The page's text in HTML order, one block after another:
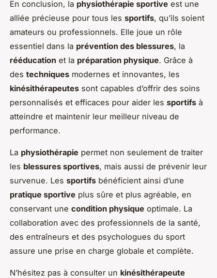
En conclusion, la physiothérapie sportive est une
alliée précieuse pour tous les sportifs, qu’ils soient
amateurs ou professionnels. Elle joue un rôle
essentiel dans la prévention des blessures, la
rééducation et la préparation physique. Grâce à
des techniques modernes et innovantes, les
kinésithérapeutes sont capables d’offrir des soins
personnalisés et efficaces pour aider les sportifs à
atteindre et maintenir leur meilleur niveau de
performance.
La physiothérapie permet non seulement de traiter
les blessures sportives, mais aussi de prévenir leur
survenue. Les sportifs bénéficient ainsi d’une
pratique sportive plus sûre et plus agréable, en
conservant une condition physique optimale. La
collaboration avec des professionnels de la santé,
des entraîneurs et des psychologues du sport
assure une prise en charge globale et complète.
N’hésitez pas à consulter un kinésithérapeute